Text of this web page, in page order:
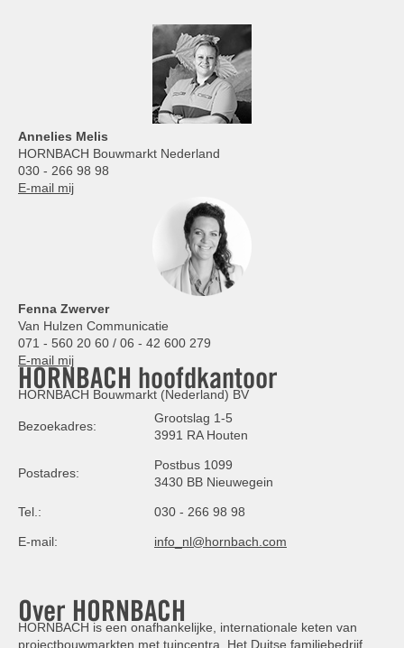
Annelies Melis
HORNBACH Bouwmarkt Nederland
030 - 266 98 98
E-mail mij
Fenna Zwerver
Van Hulzen Communicatie
071 - 560 20 60 / 06 - 42 600 279
E-mail mij
HORNBACH hoofdkantoor
HORNBACH Bouwmarkt (Nederland) BV
Bezoekadres:
Grootslag 1-5
3991 RA Houten
Postadres:
Postbus 1099
3430 BB Nieuwegein
Tel.: 030 - 266 98 98
E-mail: info_nl@hornbach.com
Over HORNBACH
HORNBACH is een onafhankelijke, internationale keten van
projectbouwmarkten met tuincentra. Het Duitse familiebedrijf